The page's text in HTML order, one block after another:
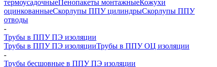
термоусадочныеПенопакеты монтажныеКожухи
оцинкованныеСкорлупы ППУ цилиндрыСкорлупы ППУ
отводы
-
Трубы в ППУ ПЭ изоляции
Трубы в ППУ ПЭ изоляцииТрубы в ППУ ОЦ изоляции
-
Трубы бесшовные в ППУ ПЭ изоляции